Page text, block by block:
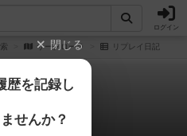
ログイン
サークローラ リプレイ日記
ローラ
レイ日記
閉じる
歴を記録し
せんか？